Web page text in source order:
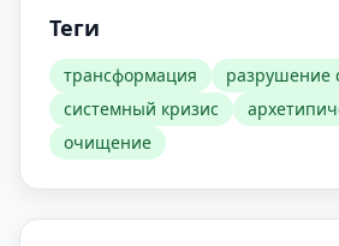
Теги
трансформация
разрушение
системный кризис
очищение